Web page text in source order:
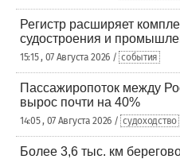
Регистр расширяет
судостроения и
15:15 , 07 Августа 2026 / события
Пассажиропоток между
вырос почти на 40%
14:05 , 07 Августа 2026 / судоходство
Более 3,6 тыс. км